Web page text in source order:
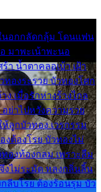
นอกกลัดกลุ้ม โดนแฟน
มาพะเน้าพะนอ
า น้ำตาคลอเบ้า เฝ้า
องระรวย บัวทองโศก
ง เมื่อรักห่างร้างไกล
ย่าไปหวังความรวย
ลูกบัวทอง เวรกรรม
งต้องโรย บัวทองไม่
องท้องกลม เพราะลืม
งไม่ระมัด หลงกลิ่นลิ้น
ลีบโรย ต้องร้อนรุม บัว